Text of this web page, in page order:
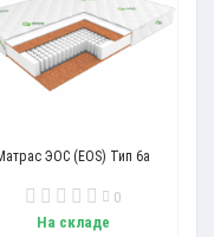
ЭОС (EOS) Тип 6а
0
На складе